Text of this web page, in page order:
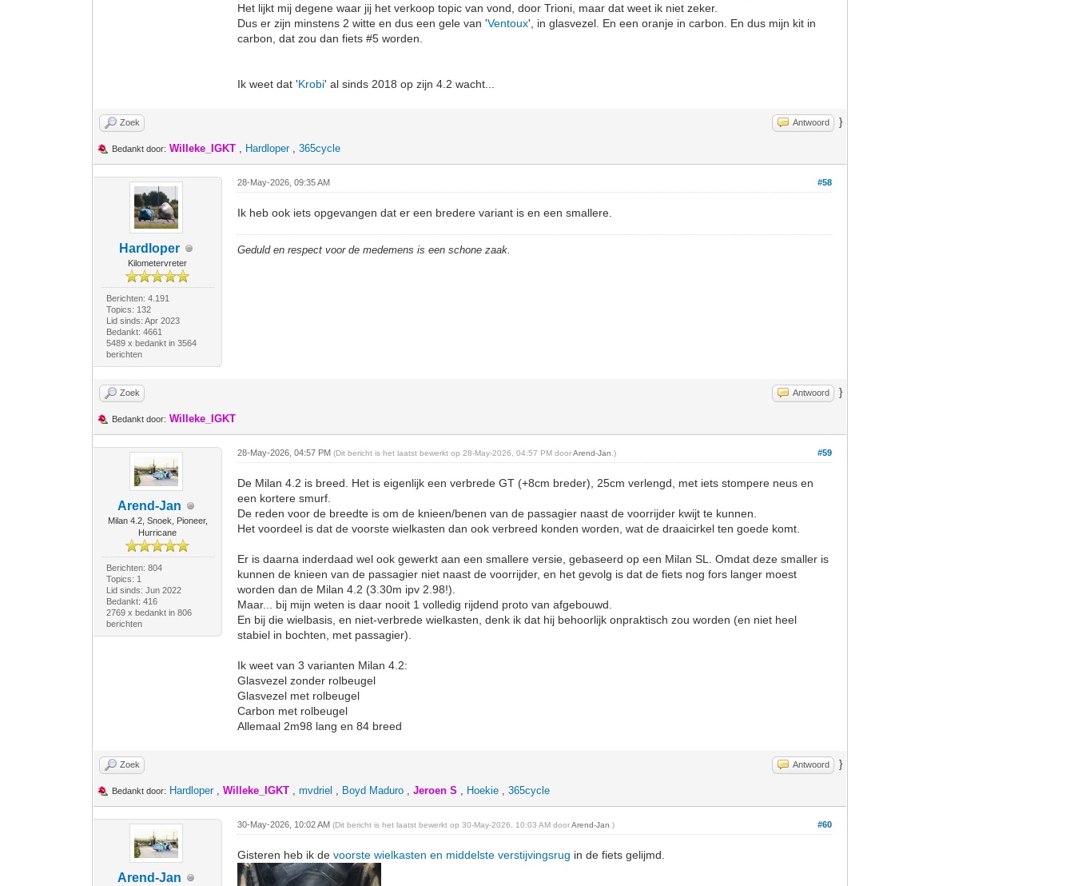
Het lijkt mij degene waar jij het verkoop topic van vond, door Trioni, maar dat weet ik niet zeker.
Dus er zijn minstens 2 witte en dus een gele van 'Ventoux', in glasvezel. En een oranje in carbon. En dus mijn kit in
carbon, dat zou dan fiets #5 worden.
Ik weet dat 'Krobi' al sinds 2018 op zijn 4.2 wacht...
Zoek Antwoord }
Bedankt door: Willeke_IGKT , Hardloper,365cycle
Hardloper
Kilometervreter
Berichten: 4.191
Topics: 132
Lid sinds: Apr 2023
Bedankt: 4661
5489 x bedankt in 3564
berichten
#58
28-May-2026, 09:35 AM
Ik heb ook iets opgevangen dat er een bredere variant is en een smallere.
Geduld en respect voor de medemens is een schone zaak.
Zoek Antwoord }
Bedankt door: Willeke_IGKT
Arend-Jan
Milan 4.2, Snoek, Pioneer,
Hurricane
Berichten: 804
Topics: 1
Lid sinds: Jun 2022
Bedankt: 416
2769 x bedankt in 806
berichten
#59
28-May-2026, 04:57 PM(Dit bericht is het laatst bewerkt op 28-May-2026, 04:57 PM doorArend-Jan .)
De Milan 4.2 is breed. Het is eigenlijk een verbrede GT (+8cm breder), 25cm verlengd, met iets stompere neus en
een kortere smurf.
De reden voor de breedte is om de knieen/benen van de passagier naast de voorrijder kwijt te kunnen.
Het voordeel is dat de voorste wielkasten dan ook verbreed konden worden, wat de draaicirkel ten goede komt.
Er is daarna inderdaad wel ook gewerkt aan een smallere versie, gebaseerd op een Milan SL. Omdat deze smaller is
kunnen de knieen van de passagier niet naast de voorrijder, en het gevolg is dat de fiets nog fors langer moest
worden dan de Milan 4.2 (3.30m ipv 2.98!).
Maar... bij mijn weten is daar nooit 1 volledig rijdend proto van afgebouwd.
En bij die wielbasis, en niet-verbrede wielkasten, denk ik dat hij behoorlijk onpraktisch zou worden (en niet heel
stabiel in bochten, met passagier).
Ik weet van 3 varianten Milan 4.2:
Glasvezel zonder rolbeugel
Glasvezel met rolbeugel
Carbon met rolbeugel
Allemaal 2m98 lang en 84 breed
Zoek Antwoord }
Bedankt door: Hardloper,Willeke_IGKT ,mvdriel , Boyd Maduro ,Jeroen S , Hoekie ,365cycle
Arend-Jan
#60
30-May-2026, 10:02 AM(Dit bericht is het laatst bewerkt op 30-May-2026, 10:03 AM doorArend-Jan .)
Gisteren heb ik devoorste wielkasten en middelste verstijvingsrug in de fiets gelijmd.